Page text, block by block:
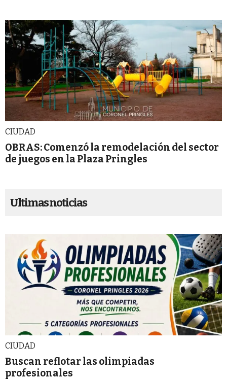
CIUDAD
OBRAS: Comenzó la remodelación del sector
de juegos en la Plaza Pringles
Ultimas noticias
CIUDAD
Buscan reflotar las olimpiadas
profesionales